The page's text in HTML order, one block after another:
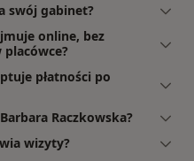
swój gabinet?
online, bez
płatności po
Raczkowska?
wizyty?